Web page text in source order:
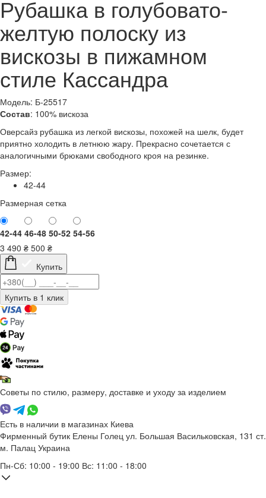
Рубашка в голубовато-
желтую полоску из
вискозы в пижамном
стиле Кассандра
Модель: Б-25517
Состав: 100% вискоза
Оверсайз рубашка из легкой вискозы, похожей на шелк, будет
приятно холодить в летнюю жару. Прекрасно сочетается с
аналогичными брюками свободного кроя на резинке.
Размер:
42-44
Размерная сетка
42-44 46-48 50-52 54-56
3 490 ₴ 500 ₴
Купить
Советы по стилю, размеру, доставке и уходу за изделием
Есть в наличии в магазинах Киева
Фирменный бутик Елены Голец ул. Большая Васильковская, 131 ст.
м. Палац Украина
Пн-Сб: 10:00 - 19:00 Вс: 11:00 - 18:00